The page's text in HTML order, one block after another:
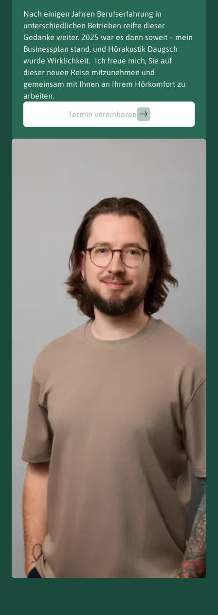
Nach einigen Jahren Berufserfahrung in
unterschiedlichen Betrieben reifte dieser
Gedanke weiter. 2025 war es dann soweit – mein
Businessplan stand, und Hörakustik Daugsch
wurde Wirklichkeit. Ich freue mich, Sie auf
dieser neuen Reise mitzunehmen und
gemeinsam mit Ihnen an Ihrem Hörkomfort zu
arbeiten.
Termin vereinbaren
Termin vereinbaren